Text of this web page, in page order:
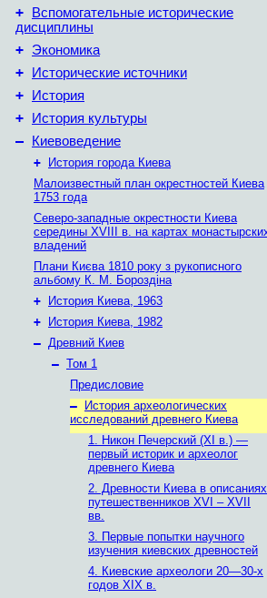
+
Вспомогательные исторические
дисциплины
+ Экономика
+ Исторические источники
+ История
+ История культуры
– Киевоведение
+
История города Киева
Малоизвестный план окрестностей Киева
1753 года
Северо-западные окрестности Киева
середины XVIII в. на картах
владений
Плани Києва 1810 року з рукописного
альбому К. М. Бороздіна
+
История Киева, 1963
+
История Киева, 1982
– Древний Киев
– Том 1
Предисловие
–
История археологических
исследований древнего Киева
1. Никон Печерский (XI в.) —
первый историк и археолог
древнего Киева
2. Древности Киева в описаниях
путешественников XVI – XVII
вв.
3. Первые попытки научного
изучения киевских древностей
4. Киевские археологи 20—30-х
годов XIX в.